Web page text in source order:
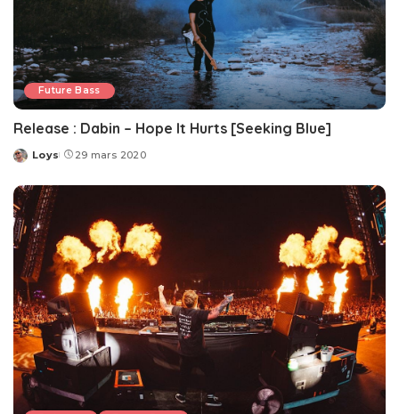
Future Bass
Release : Dabin – Hope It Hurts [Seeking Blue]
Posted
Loys 29 mars 2020